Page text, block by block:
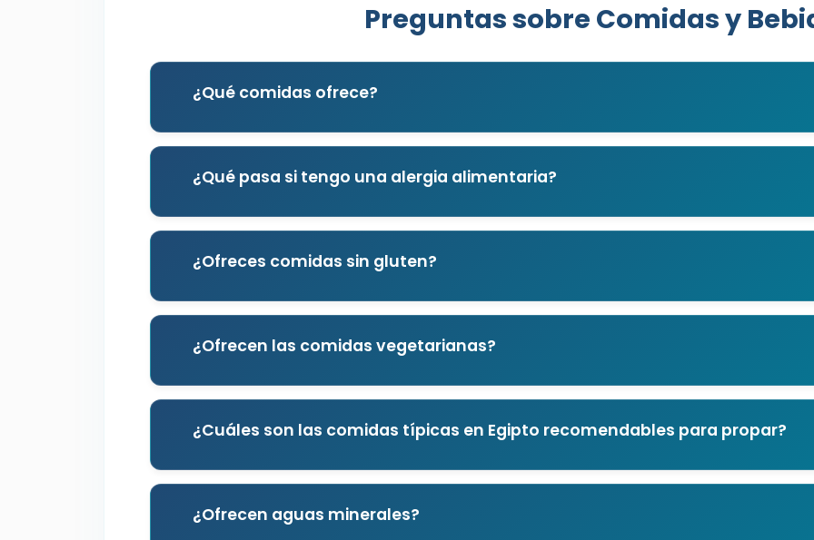
Preguntas sobre Comidas y
¿Qué comidas ofrece?
¿Qué pasa si tengo una alergia alimentaria?
¿Ofreces comidas sin gluten?
¿Ofrecen las comidas vegetarianas?
¿Cuáles son las comidas típicas en Egipto recomendables para propar?
¿Ofrecen aguas minerales?